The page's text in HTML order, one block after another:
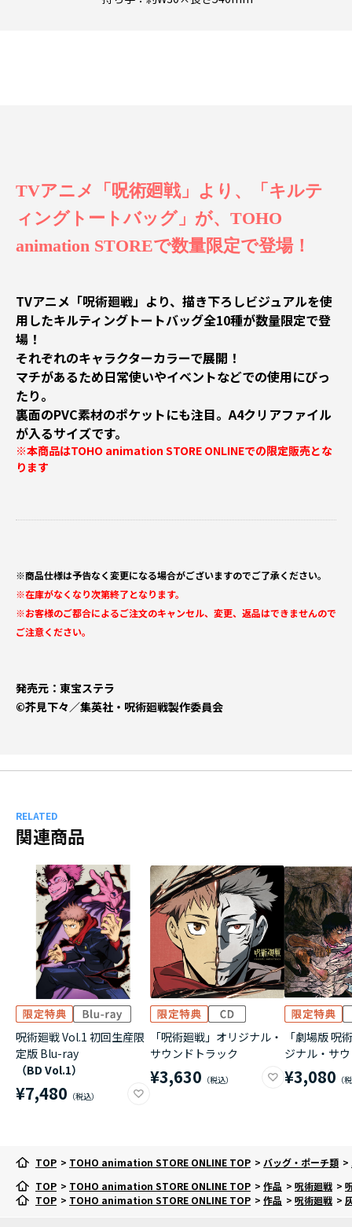
TVアニメ「呪術廻戦」より、「キルテ
ィングトートバッグ」が、TOHO
animation STOREで数量限定で登場！
TVアニメ「呪術廻戦」より、描き下ろしビジュアルを使
用したキルティングトートバッグ全10種が数量限定で登
場！
それぞれのキャラクターカラーで展開！
マチがあるため日常使いやイベントなどでの使用にぴっ
たり。
裏面のPVC素材のポケットにも注目。A4クリアファイル
が入るサイズです。
※本商品はTOHO animation STORE ONLINEでの限定販売とな
ります
※商品仕様は予告なく変更になる場合がございますのでご了承ください。
※在庫がなくなり次第終了となります。
※お客様のご都合によるご注文のキャンセル、変更、返品はできませんので
ご注意ください。
発売元：東宝ステラ
©芥見下々／集英社・呪術廻戦製作委員会
RELATED
関連商品
呪術廻戦 Vol.1 初回生産限
定版 Blu-ray
（BD Vol.1）
¥7,480
「呪術廻戦」オリジナル・
サウンドトラック
¥3,630
「劇場版 呪
ジナル・サ
¥3,080
TOP > TOHO animation STORE ONLINE TOP > バッグ・ポーチ類 >
TOP > TOHO animation STORE ONLINE TOP > 作品 > 呪術廻戦 >
TOP > TOHO animation STORE ONLINE TOP > 作品 > 呪術廻戦 >